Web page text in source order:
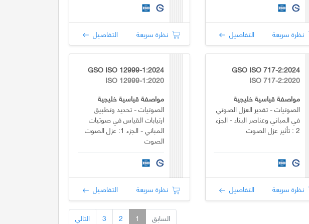
نظرة سريعة التفاصيل نظرة سريعة التفاصيل
GSO ISO 717-2:2024
ISO 717-2:2020
مواصفة قياسية خليجية
الصوتيات - تقدير العزل الصوتي
في المباني وعناصر البناء - الجزء
2 : تأثير عزل الصوت
نظرة سريعة التفاصيل
GSO ISO 12999-1:2024
ISO 12999-1:2020
مواصفة قياسية خليجية
الصوتيات - تحديد وتطبيق
ارتيابات القياس في صوتيات
المباني - الجزء 1: عزل الصوت
الصوت
نظرة سريعة التفاصيل
السابق 1
2
3 التالي